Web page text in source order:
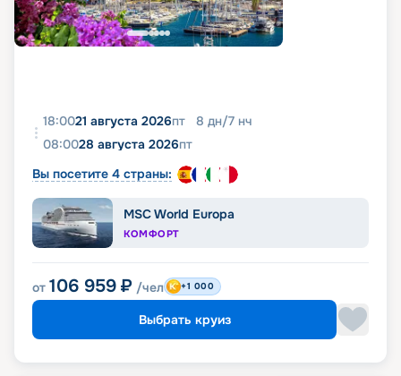
18:0021 августа 2026пт 8 дн/7 нч
08:0028 августа 2026пт
Вы посетите 4 страны:
MSC World Europa
КОМФОРТ
от 106 959 ₽ /чел +1 000
Выбрать круиз